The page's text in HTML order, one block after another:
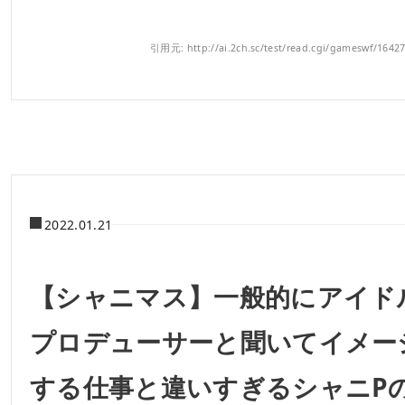
引用元: http://ai.2ch.sc/test/read.cgi/gameswf/
2022.01.21
【シャニマス】一般的にアイド
プロデューサーと聞いてイメー
する仕事と違いすぎるシャニP